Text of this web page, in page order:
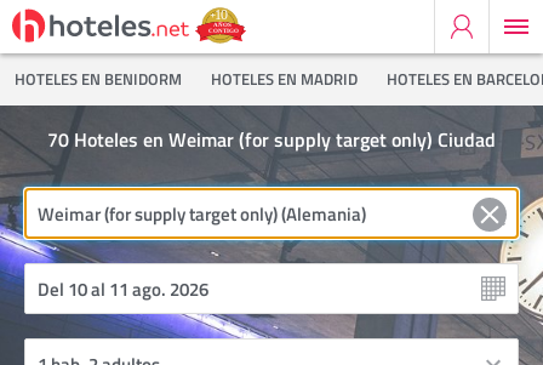
HOTELES EN BENIDORM HOTELES EN MADRID HOTELES EN
Hoteles en Weimar (for supply target only) Ciudad
70